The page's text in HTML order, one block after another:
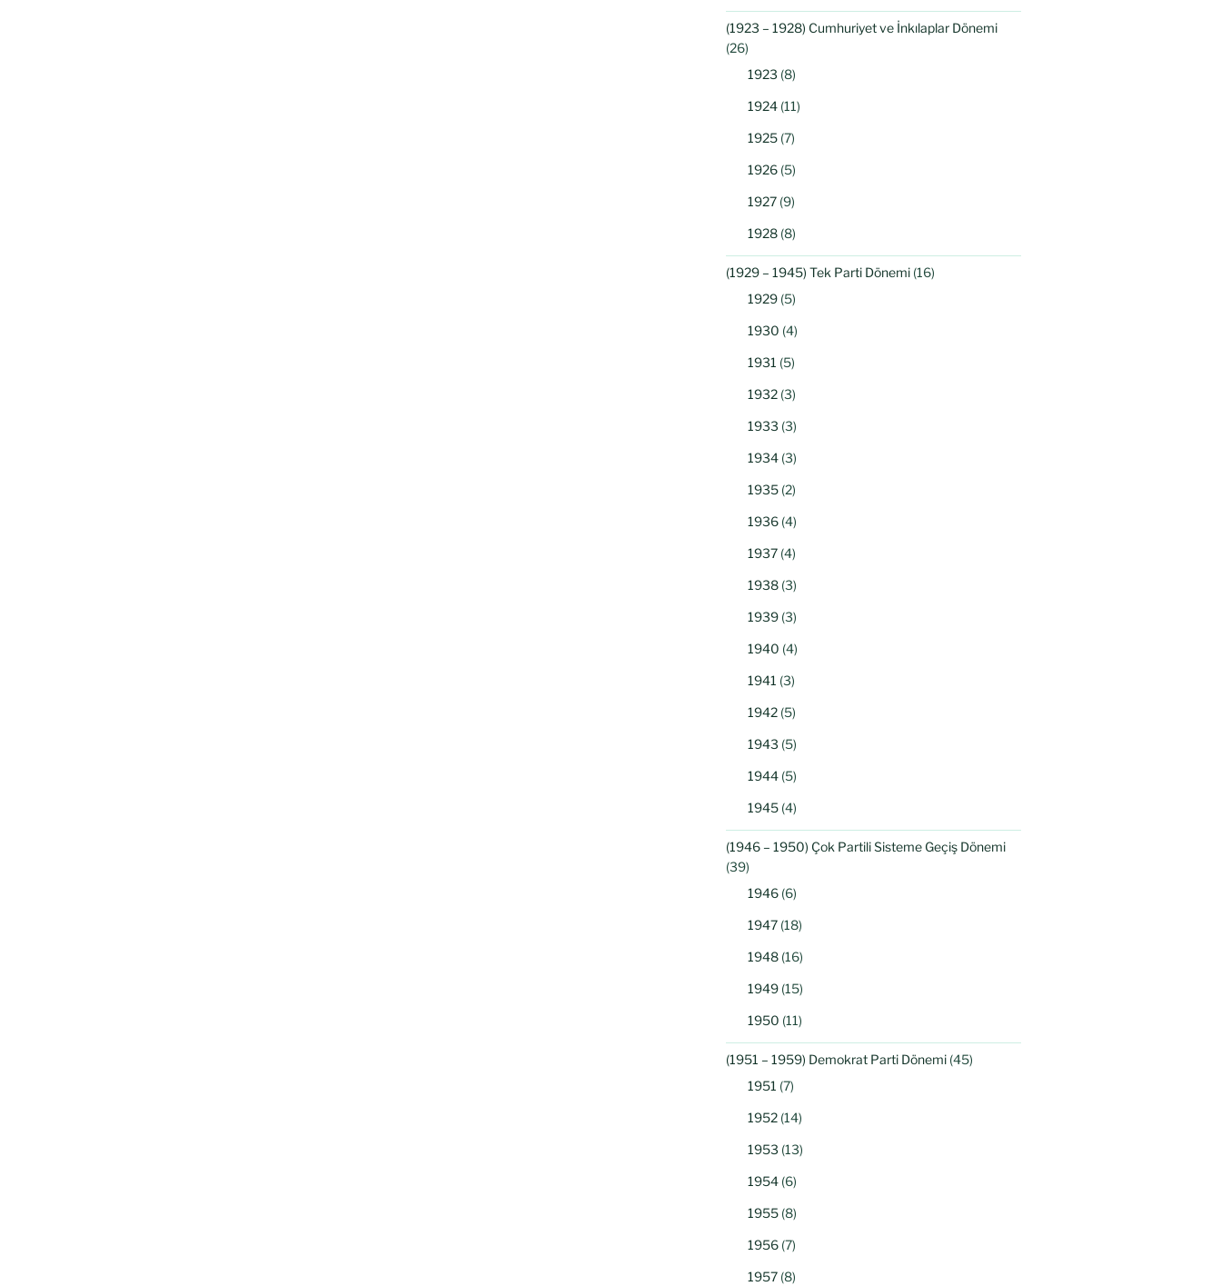
(1923 – 1928) Cumhuriyet ve İnkılaplar Dönemi
(26)
1923 (8)
1924(11)
1925(7)
1926(5)
1927(9)
1928(8)
(1929 – 1945) Tek Parti Dönemi(16)
1929(5)
1930 (4)
1931 (5)
1932(3)
1933 (3)
1934(3)
1935(2)
1936(4)
1937(4)
1938(3)
1939(3)
1940 (4)
1941 (3)
1942(5)
1943 (5)
1944(5)
1945(4)
(1946 – 1950) Çok Partili Sisteme Geçiş Dönemi
(39)
1946(6)
1947(18)
1948(16)
1949(15)
1950 (11)
(1951 – 1959) Demokrat Parti Dönemi(45)
1951 (7)
1952(14)
1953 (13)
1954(6)
1955(8)
1956(7)
1957(8)